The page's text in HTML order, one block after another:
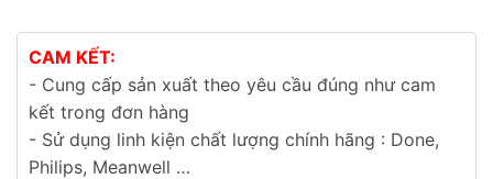
CAM KẾT:
- Cung cấp sản xuất theo yêu cầu đúng như cam
kết trong đơn hàng
- Sử dụng linh kiện chất lượng chính hãng : Done,
Philips, Meanwell …